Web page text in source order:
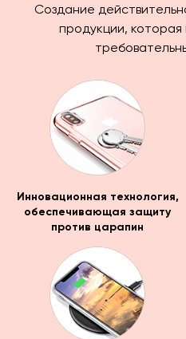
Создание
продукции,
Инновационная технология,
обеспечивающая защиту
против царапин